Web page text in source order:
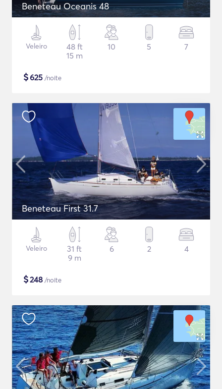
Beneteau Oceanis 48
Veleiro
48 ft
15 m
10 5 7
$625 /noite
Beneteau First 31.7
Veleiro
31 ft
9 m
6 2 4
$248 /noite